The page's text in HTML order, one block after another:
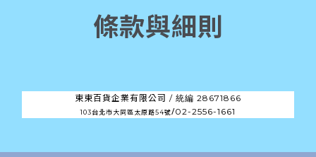
條款與細則
東東百貨企業有限公司 / 統編 28671866
103台北市大同區太原路54號/02-2556-1661